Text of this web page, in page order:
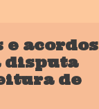
e acordos
disputa
de